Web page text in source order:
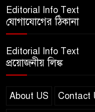
Editorial Info Text
যোগাযোগের ঠিকানা
Editorial Info Text
প্রয়োজনীয় লিঙ্ক
About US Contact